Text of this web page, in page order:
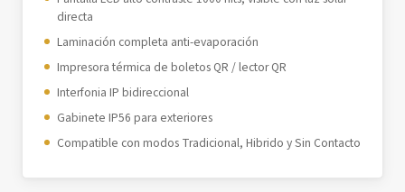
directa
Laminación completa anti-evaporación
Impresora térmica de boletos QR / lector QR
Interfonia IP bidireccional
Gabinete IP56 para exteriores
Compatible con modos Tradicional, Hibrido y Sin Contacto